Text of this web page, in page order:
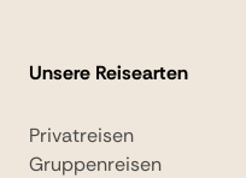
Unsere Reisearten
Privatreisen
Gruppenreisen